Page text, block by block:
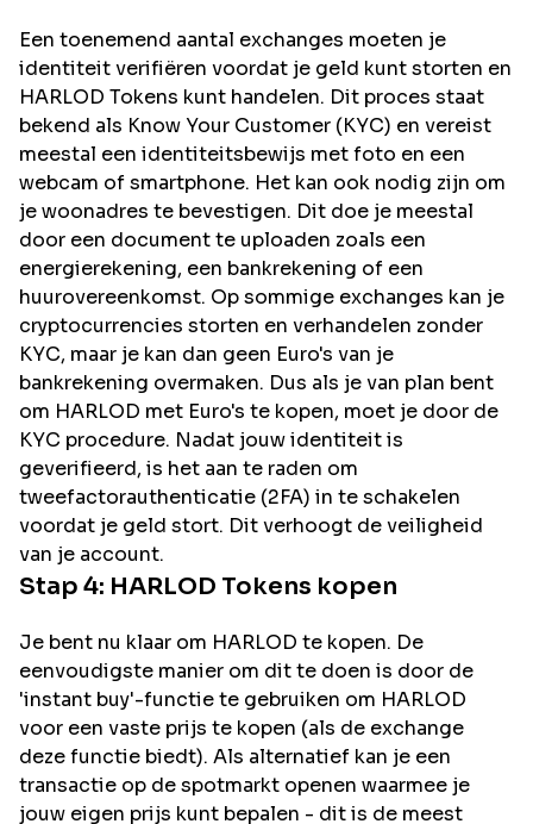
Een toenemend aantal exchanges moeten je
identiteit verifiëren voordat je geld kunt storten en
HARLOD Tokens kunt handelen. Dit proces staat
bekend als Know Your Customer (KYC) en vereist
meestal een identiteitsbewijs met foto en een
webcam of smartphone. Het kan ook nodig zijn om
je woonadres te bevestigen. Dit doe je meestal
door een document te uploaden zoals een
energierekening, een bankrekening of een
huurovereenkomst. Op sommige exchanges kan je
cryptocurrencies storten en verhandelen zonder
KYC, maar je kan dan geen Euro's van je
bankrekening overmaken. Dus als je van plan bent
om HARLOD met Euro's te kopen, moet je door de
KYC procedure. Nadat jouw identiteit is
geverifieerd, is het aan te raden om
tweefactorauthenticatie (2FA) in te schakelen
voordat je geld stort. Dit verhoogt de veiligheid
van je account.
Stap 4: HARLOD Tokens kopen
Je bent nu klaar om HARLOD te kopen. De
eenvoudigste manier om dit te doen is door de
'instant buy'-functie te gebruiken om HARLOD
voor een vaste prijs te kopen (als de exchange
deze functie biedt). Als alternatief kan je een
transactie op de spotmarkt openen waarmee je
jouw eigen prijs kunt bepalen - dit is de meest